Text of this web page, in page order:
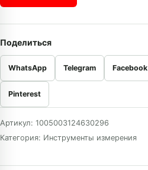
Поделиться
WhatsApp Telegram Facebook
Pinterest
Артикул: 1005003124630296
Категория: Инструменты измерения